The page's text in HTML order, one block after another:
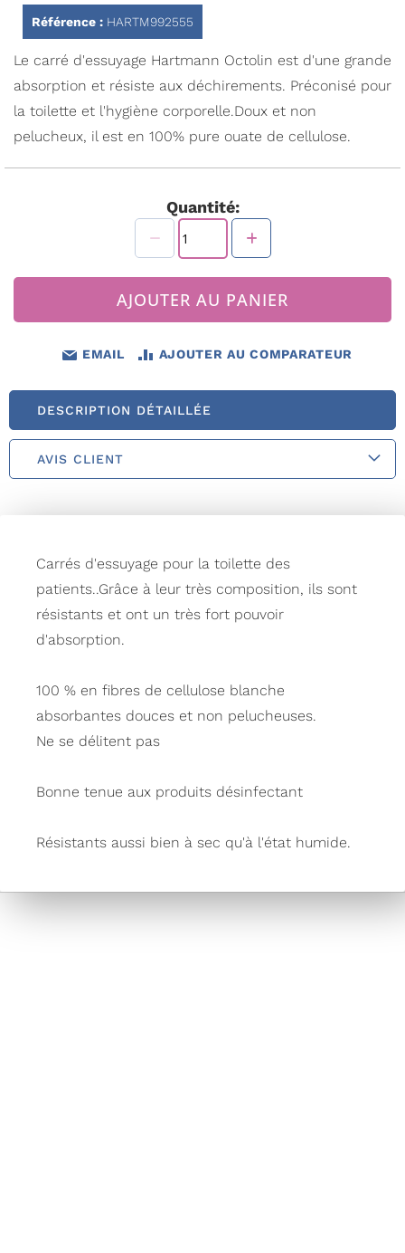
Référence : HARTM992555
Le carré d'essuyage Hartmann Octolin est d'une grande
absorption et résiste aux déchirements. Préconisé pour
la toilette et l'hygiène corporelle.Doux et non
pelucheux, il est en 100% pure ouate de cellulose.
Quantité:
AJOUTER AU PANIER
EMAIL AJOUTER AU COMPARATEUR
DESCRIPTION DÉTAILLÉE
AVIS CLIENT
Carrés d'essuyage pour la toilette des
patients..Grâce à leur très composition, ils sont
résistants et ont un très fort pouvoir
d'absorption.
100 % en fibres de cellulose blanche
absorbantes douces et non pelucheuses.
Ne se délitent pas
Bonne tenue aux produits désinfectant
Résistants aussi bien à sec qu'à l'état humide.